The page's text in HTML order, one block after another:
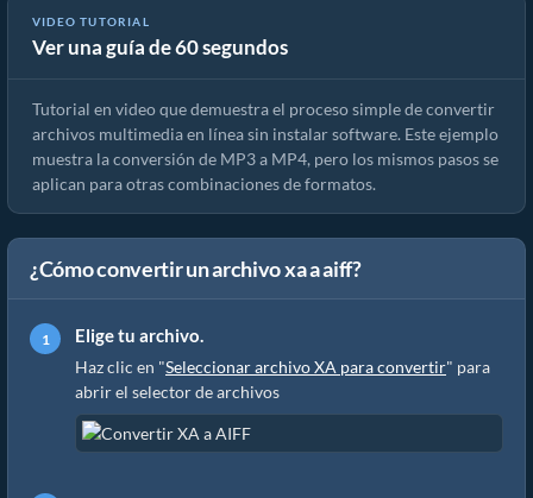
VIDEO TUTORIAL
Ver una guía de 60 segundos
Cómo convertir archivos multimedia
Tutorial en video que demuestra el proceso simple de convertir
archivos multimedia en línea sin instalar software. Este ejemplo
muestra la conversión de MP3 a MP4, pero los mismos pasos se
aplican para otras combinaciones de formatos.
¿Cómo convertir un archivo xa a aiff?
Elige tu archivo.
Haz clic en "Seleccionar archivo XA para convertir" para
abrir el selector de archivos